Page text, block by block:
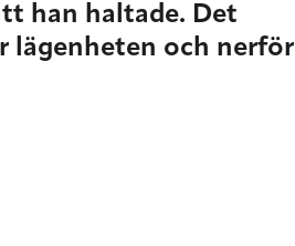
han haltade. Det
lägenheten och nerför